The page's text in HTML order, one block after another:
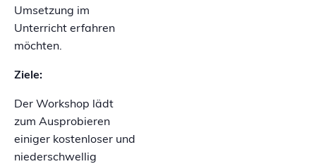
Umsetzung im
Unterricht erfahren
möchten.
Ziele:
Der Workshop lädt
zum Ausprobieren
einiger kostenloser und
niederschwellig